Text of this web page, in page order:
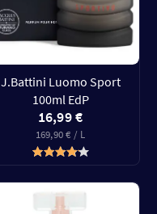
J.Battini Luomo Sport
100ml EdP
16,99 €
169,90 € / L